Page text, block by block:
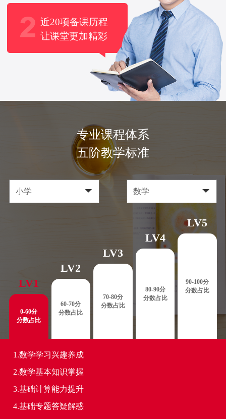
近20项备课历程
让课堂更加精彩
专业课程体系
五阶教学标准
LV1
0-60分
分数占比
LV2
60-70分
分数占比
LV3
70-80分
分数占比
LV4
80-90分
分数占比
LV5
90-100分
分数占比
1.数学学习兴趣养成
2.数学基本知识掌握
3.基础计算能力提升
4.基础专题答疑解惑